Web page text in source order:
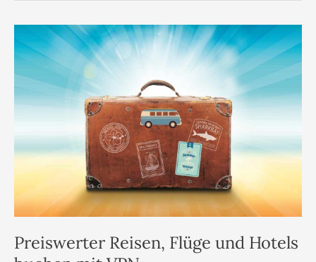
Preiswerter Reisen, Flüge und Hotels